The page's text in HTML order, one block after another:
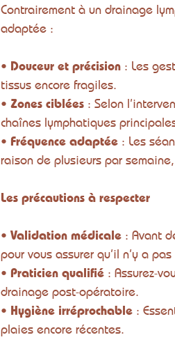
Contrairement à un drainage
adaptée :
• Douceur et précision : Les
tissus encore fragiles.
• Zones ciblées : Selon
chaînes lymphatiques
• Fréquence adaptée : Les
raison de plusieurs par
Les précautions à respecter
• Validation médicale : Avant
pour vous assurer qu’il n’y a
• Praticien qualifié : Assurez-
drainage post-opératoire.
• Hygiène irréprochable :
plaies encore récentes.